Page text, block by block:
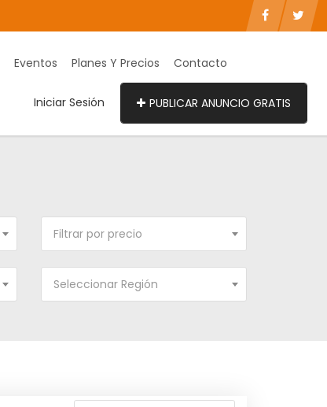
Eventos Planes Y Precios Contacto
Iniciar Sesión PUBLICAR ANUNCIO GRATIS
Filtrar por precio
Seleccionar Región